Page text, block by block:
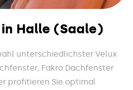
Halle (Saale)
unterschiedlichster Velux
Fakro Dachfenster
profitieren Sie optimal